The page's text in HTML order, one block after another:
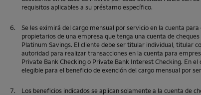
requisitos aplicables a su préstamo específico.
6. Se les eximirá del cargo mensual por servicio en la cuenta
propietarios de una empresa que tenga una cuenta de
Platinum Savings. El cliente debe ser titular individual, titular
autoridad para realizar transacciones en la cuenta para
Private Bank Checkingo Private Bank Interest Checking. En el
elegible para el beneficio de exención del cargo mensual por
7. Los beneficios indicados se aplican solamente a la cuenta de